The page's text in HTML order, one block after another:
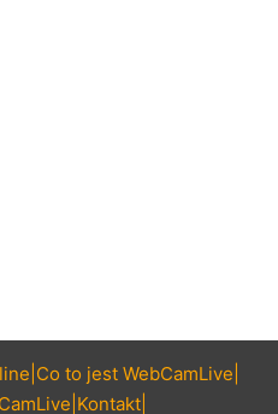
Co to jest WebCamLive
Kontakt